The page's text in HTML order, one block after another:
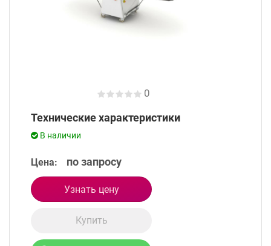
0
Технические характеристики
В наличии
Цена: по запросу
Узнать цену
Купить